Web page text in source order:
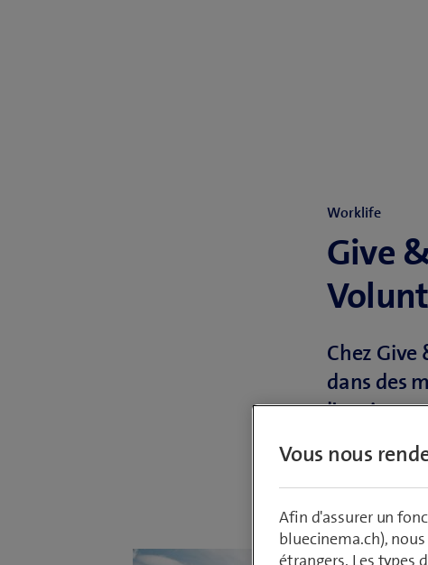
Worklife
Give
Chez
dans des
ParGiuglio
Vous nous
Afin d'assurer un
bluecinema.ch),
étrangers. Les types